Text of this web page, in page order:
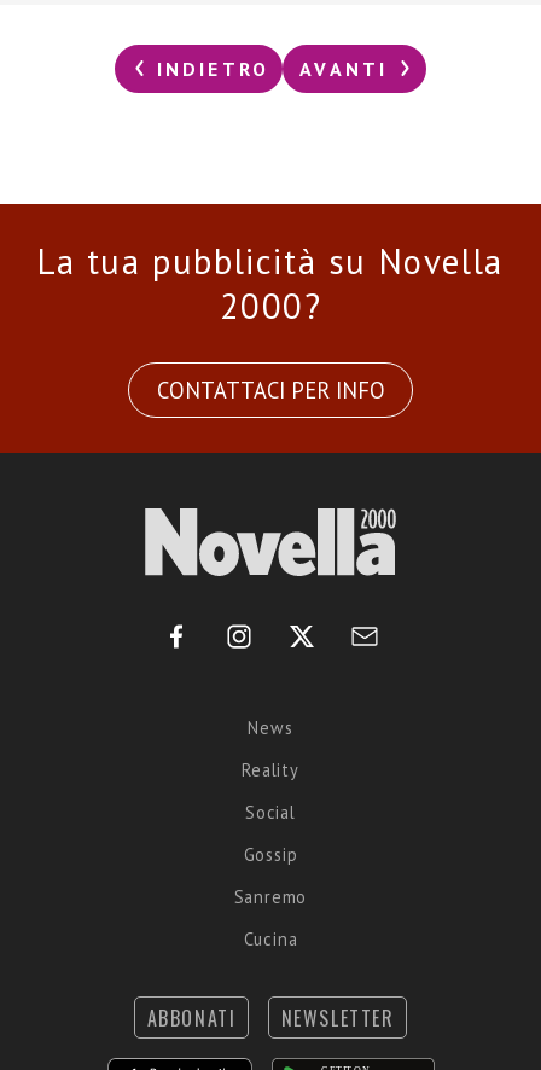
INDIETRO AVANTI
La tua pubblicità su Novella
2000?
CONTATTACI PER INFO
News
Reality
Social
Gossip
Sanremo
Cucina
ABBONATI NEWSLETTER